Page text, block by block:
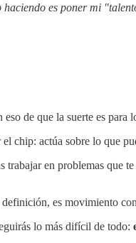
es poner mi
de que la suerte es para
chip: actúa sobre lo que
en problemas que
es movimiento
lo más difícil de todo: